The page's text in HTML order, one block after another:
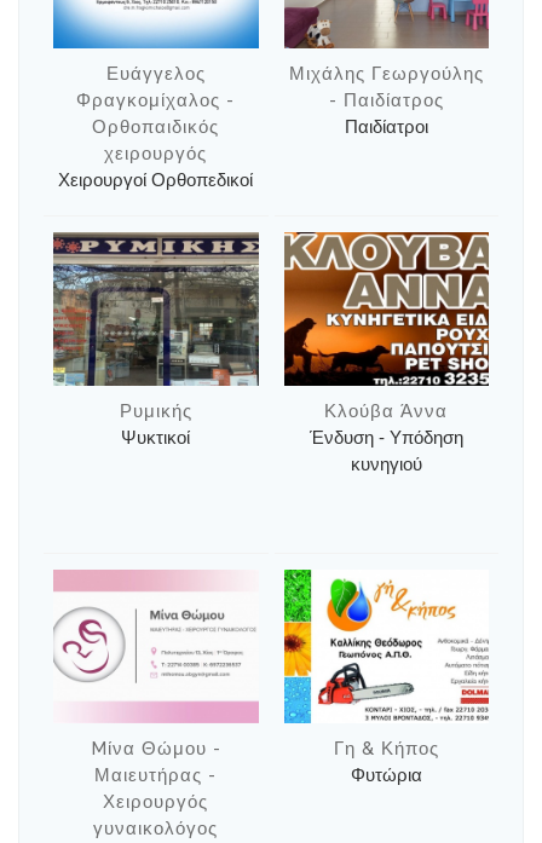
Ευάγγελος
Φραγκομίχαλος -
Ορθοπαιδικός
χειρουργός
Χειρουργοί Ορθοπεδικοί
Μιχάλης Γεωργούλης
- Παιδίατρος
Παιδίατροι
Ρυμικής
Ψυκτικοί
Κλούβα Άννα
Ένδυση - Υπόδηση
κυνηγιού
Mίνα Θώμου -
Μαιευτήρας -
Χειρουργός
γυναικολόγος
Γη & Κήπος
Φυτώρια